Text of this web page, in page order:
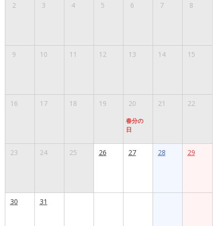
2 3 4 5 6 7 8
9 10 11 12 13 14 15
16 17 18 19 20
春分の
日
21 22
23 24 25 26 27 28 29
30 31